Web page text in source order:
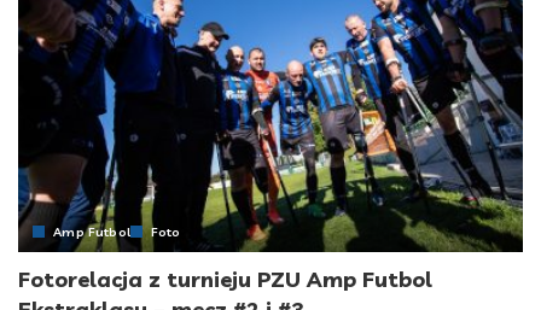
Amp Futbol Foto
Fotorelacja z turnieju PZU Amp Futbol